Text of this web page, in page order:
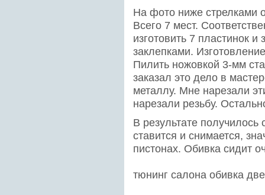
На фото ниже стрелками
Всего 7 мест.
изготовить 7 пластинок
заклепками.
Пилить ножовкой 3-мм
заказал это дело в
металлу. Мне нарезали
нарезали резьбу.
В результате
ставится и снимается,
пистонах. Обивка сидит
тюнинг салона обивка